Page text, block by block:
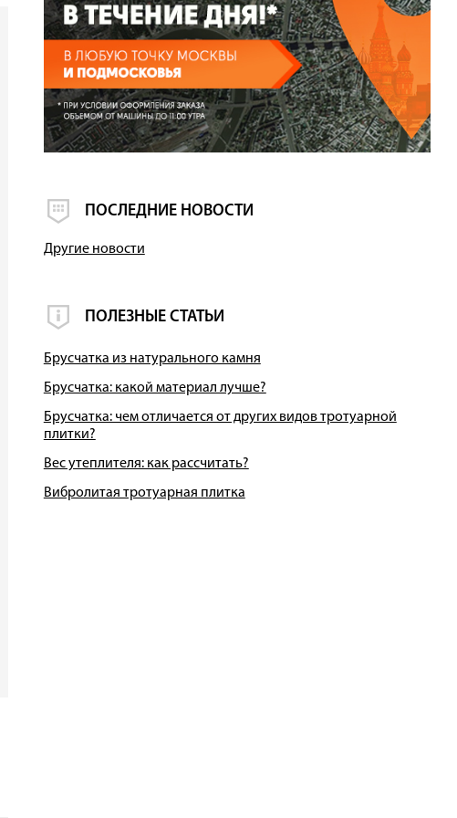
ПОСЛЕДНИЕ НОВОСТИ
Другие новости
ПОЛЕЗНЫЕ СТАТЬИ
Брусчатка из натурального камня
Брусчатка: какой материал лучше?
Брусчатка: чем отличается от других видов тротуарной
плитки?
Вес утеплителя: как рассчитать?
Вибролитая тротуарная плитка